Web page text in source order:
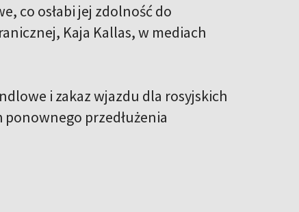
co osłabi jej zdolność do
Kaja Kallas, w mediach
i zakaz wjazdu dla rosyjskich
przedłużenia